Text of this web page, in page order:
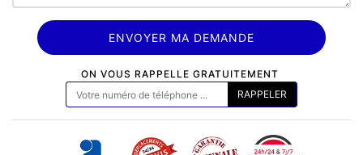
ON VOUS RAPPELLE GRATUITEMENT